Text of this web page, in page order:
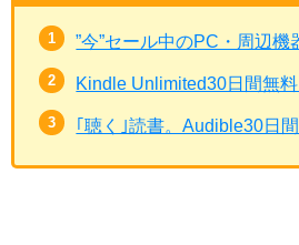
”今”セール中のPC・周辺機
Kindle Unlimited30日間無
｢聴く｣読書。Audible30日